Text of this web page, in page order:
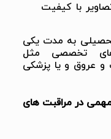
با کیفیت
به مدت یکی
تخصصی مثل
و عروق و یا پزشکی
در مراقبت های